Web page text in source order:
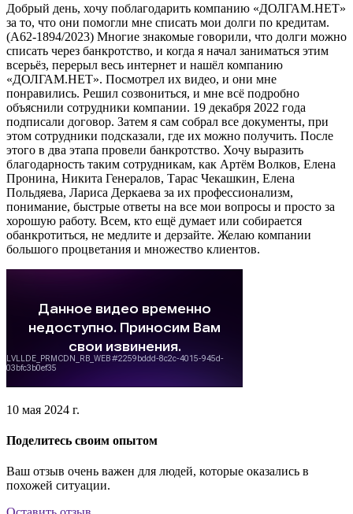
Добрый день, хочу поблагодарить компанию «ДОЛГАМ.НЕТ»
за то, что они помогли мне списать мои долги по кредитам.
(А62-1894/2023) Многие знакомые говорили, что долги можно
списать через банкротство, и когда я начал заниматься этим
всерьёз, перерыл весь интернет и нашёл компанию
«ДОЛГАМ.НЕТ». Посмотрел их видео, и они мне
понравились. Решил созвониться, и мне всё подробно
объяснили сотрудники компании. 19 декабря 2022 года
подписали договор. Затем я сам собрал все документы, при
этом сотрудники подсказали, где их можно получить. После
этого в два этапа провели банкротство. Хочу выразить
благодарность таким сотрудникам, как Артём Волков, Елена
Пронина, Никита Генералов, Тарас Чекашкин, Елена
Польдяева, Лариса Деркаева за их профессионализм,
понимание, быстрые ответы на все мои вопросы и просто за
хорошую работу. Всем, кто ещё думает или собирается
обанкротиться, не медлите и дерзайте. Желаю компании
большого процветания и множество клиентов.
10 мая 2024 г.
Поделитесь своим опытом
Ваш отзыв очень важен для людей, которые оказались в
похожей ситуации.